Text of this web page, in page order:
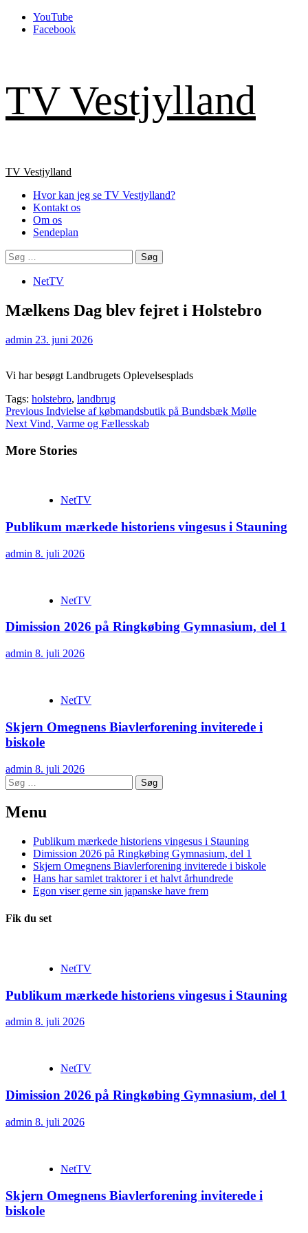
Skip
YouTube
Facebook
TV Vestjylland
Primary
TV Vestjylland
Hvor kan jeg se TV Vestjylland?
Kontakt os
Om os
Sendeplan
Søg
efter:
NetTV
Mælkens Dag blev fejret i Holstebro
admin 23. juni 2026
Vi har besøgt Landbrugets Oplevelsesplads
Tags: holstebro, landbrug
Continue
Reading
Previous Indvielse af købmandsbutik på Bundsbæk Mølle
Next Vind, Varme og Fællesskab
More Stories
NetTV
Publikum mærkede historiens vingesus i Stauning
admin 8. juli 2026
NetTV
Dimission 2026 på Ringkøbing Gymnasium, del 1
admin 8. juli 2026
NetTV
Skjern Omegnens Biavlerforening inviterede i
biskole
admin 8. juli 2026
Søg
efter:
Menu
Publikum mærkede historiens vingesus i Stauning
Dimission 2026 på Ringkøbing Gymnasium, del 1
Skjern Omegnens Biavlerforening inviterede i biskole
Hans har samlet traktorer i et halvt århundrede
Egon viser gerne sin japanske have frem
Fik du set
NetTV
Publikum mærkede historiens vingesus i Stauning
admin 8. juli 2026
NetTV
Dimission 2026 på Ringkøbing Gymnasium, del 1
admin 8. juli 2026
NetTV
Skjern Omegnens Biavlerforening inviterede i
biskole